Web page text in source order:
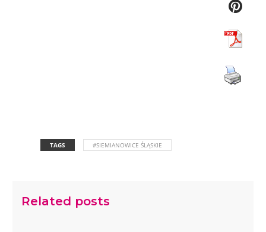
TAGS #SIEMIANOWICE ŚLĄSKIE
Related posts